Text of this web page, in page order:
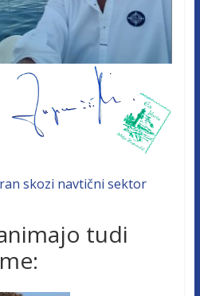
skozi navtični sektor
tudi